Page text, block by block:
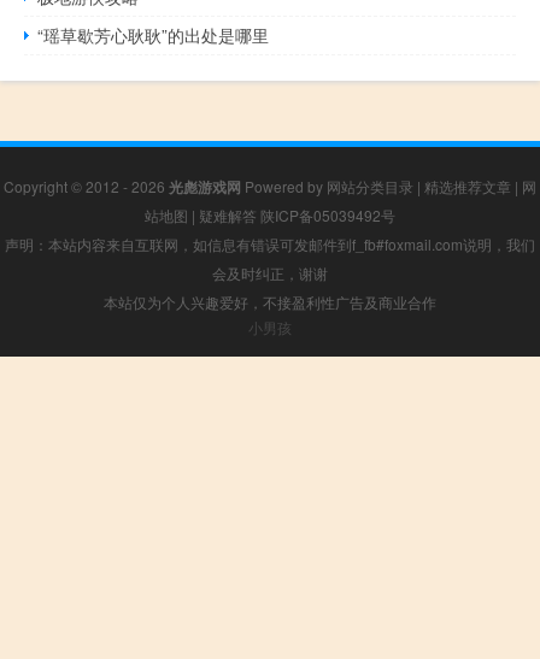
“瑶草歇芳心耿耿”的出处是哪里
Copyright © 2012 - 2026 光彪游戏网 Powered by 网站分类目录 | 精选推荐文章 | 网
站地图 | 疑难解答 陕ICP备05039492号
声明：本站内容来自互联网，如信息有错误可发邮件到f_fb#foxmail.com说明，我们
会及时纠正，谢谢
本站仅为个人兴趣爱好，不接盈利性广告及商业合作
小男孩